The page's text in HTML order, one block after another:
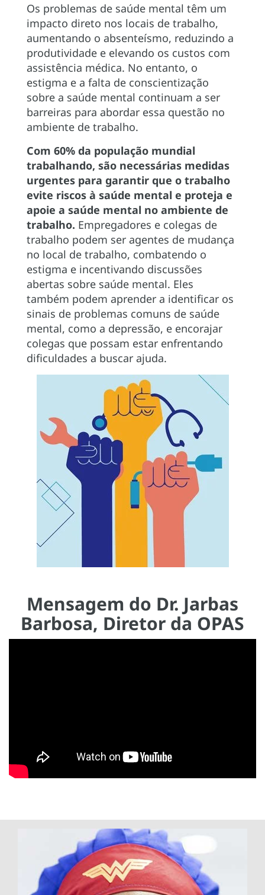
Os problemas de saúde mental têm um
impacto direto nos locais de trabalho,
aumentando o absenteísmo, reduzindo a
produtividade e elevando os custos com
assistência médica. No entanto, o
estigma e a falta de conscientização
sobre a saúde mental continuam a ser
barreiras para abordar essa questão no
ambiente de trabalho.
Com 60% da população mundial
trabalhando, são necessárias medidas
urgentes para garantir que o trabalho
evite riscos à saúde mental e proteja e
apoie a saúde mental no ambiente de
trabalho. Empregadores e colegas de
trabalho podem ser agentes de mudança
no local de trabalho, combatendo o
estigma e incentivando discussões
abertas sobre saúde mental. Eles
também podem aprender a identificar os
sinais de problemas comuns de saúde
mental, como a depressão, e encorajar
colegas que possam estar enfrentando
dificuldades a buscar ajuda.
Mensagem do Dr. Jarbas
Barbosa, Diretor da OPAS